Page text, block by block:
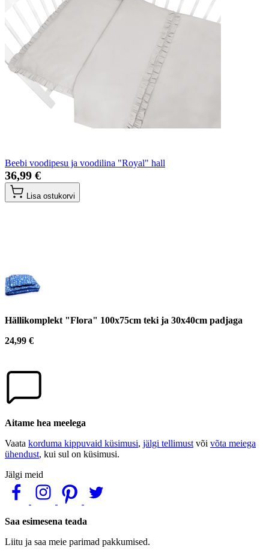
Beebi voodipesu ja voodilina "Royal" hall
36,99 €
Lisa ostukorvi
Hällikomplekt "Flora" 100x75cm teki ja 30x40cm padjaga
24,99 €
Aitame hea meelega
Vaata korduma kippuvaid küsimusi, jälgi tellimust või võta meiega
ühendust, kui sul on küsimusi.
Jälgi meid
Saa esimesena teada
Liitu ja saa meie parimad pakkumised.